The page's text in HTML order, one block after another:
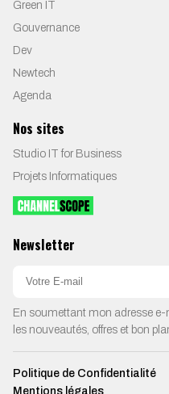
Green IT
Gouvernance
Dev
Newtech
Agenda
Nos sites
Studio IT for Business
Projets Informatiques
Newsletter
En soumettant mon adresse e-
les nouveautés, offres et bon
Politique de Confidentialité
Mentions légales